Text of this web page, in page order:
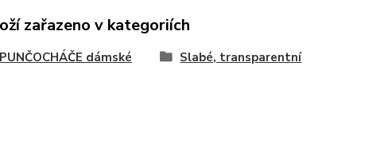
zařazeno v kategoriích
PUNČOCHÁČE dámské Slabé, transparentní